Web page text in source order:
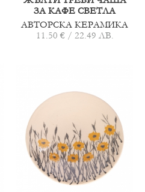
ЗА КАФЕ СВЕТЛА
АВТОРСКА КЕРАМИКА
11.50 € / 22.49 ЛВ.